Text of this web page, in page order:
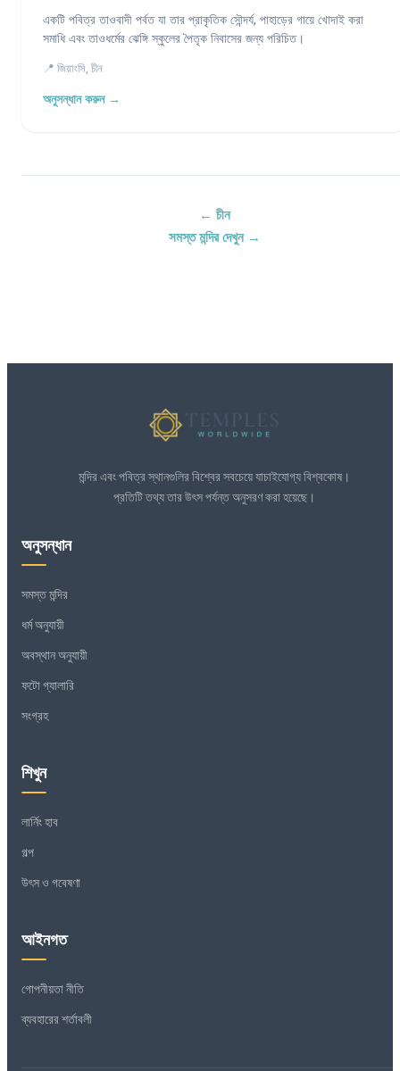
একটি পবিত্র তাওবাদী পর্বত যা তার প্রাকৃতিক সৌন্দর্য, পাহাড়ের গায়ে খোদাই করা
সমাধি এবং তাওধর্মের ঝেঙ্গি স্কুলের পৈতৃক নিবাসের জন্য পরিচিত।
📍 জিয়াংসি, চীন
অনুসন্ধান করুন →
← চীন
সমস্ত মন্দির দেখুন →
মন্দির এবং পবিত্র স্থানগুলির বিশ্বের সবচেয়ে যাচাইযোগ্য বিশ্বকোষ।
প্রতিটি তথ্য তার উৎস পর্যন্ত অনুসরণ করা হয়েছে।
অনুসন্ধান
সমস্ত মন্দির
ধর্ম অনুযায়ী
অবস্থান অনুযায়ী
ফটো গ্যালারি
সংগ্রহ
শিখুন
লার্নিং হাব
গল্প
উৎস ও গবেষণা
আইনগত
গোপনীয়তা নীতি
ব্যবহারের শর্তাবলী